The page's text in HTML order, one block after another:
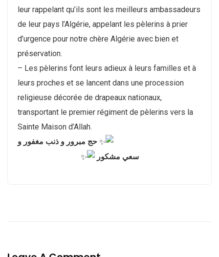
leur rappelant qu’ils sont les meilleurs ambassadeurs
de leur pays l’Algérie, appelant les pèlerins à prier
d’urgence pour notre chère Algérie avec bien et
préservation.
– Les pèlerins font leurs adieux à leurs familles et à
leurs proches et se lancent dans une procession
religieuse décorée de drapeaux nationaux,
transportant le premier régiment de pèlerins vers la
Sainte Maison d’Allah.
حج مبرور و ذنب مغفور و
سعي مشكور